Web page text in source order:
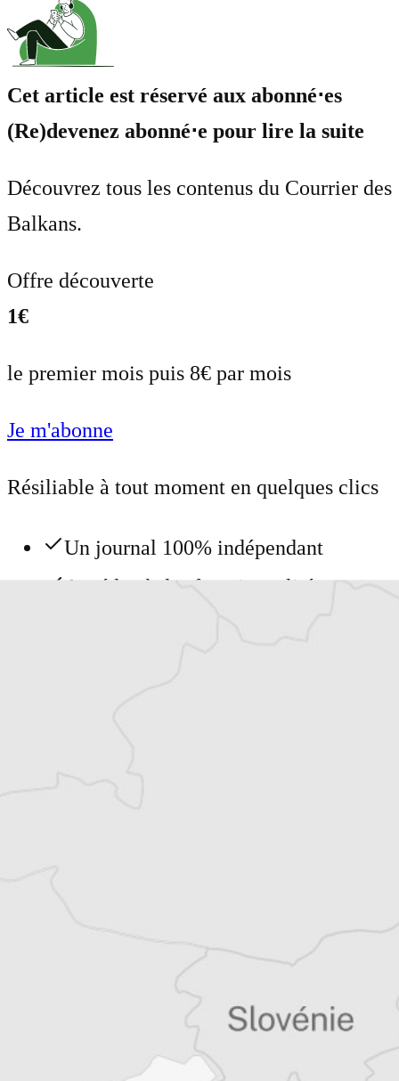
Cet article est réservé aux abonné⋅es
(Re)devenez abonné⋅e pour lire la suite
Découvrez tous les contenus du Courrier des
Balkans.
Offre découverte
1€
le premier mois puis 8€ par mois
Je m'abonne
Résiliable à tout moment en quelques clics
Un journal 100% indépendant
Accédez à des fonctionnalités